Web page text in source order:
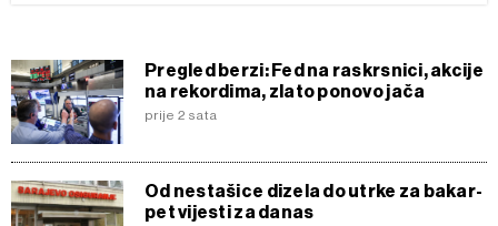
Pregled berzi: Fed na raskrsnici, akcije
na rekordima, zlato ponovo jača
prije 2 sata
Od nestašice dizela do utrke za bakar-
pet vijesti za danas